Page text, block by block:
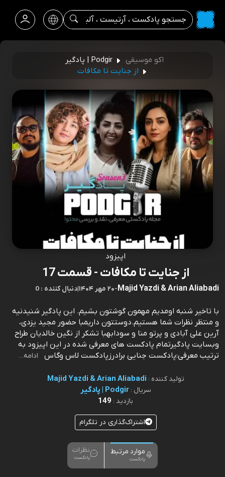
اکو موسیقی
Podgir | پادگیر
از جنایت تا مکافات
اپیزود
از جنایت تا مکافات - قسمت 17
Majid Yazdi & Arian Aliabadi
-۲۰ مهر ۱۴۰۴ |0 : دنبال کننده
با تاخیر شنبه اومدیم مهمون گوشتون بشیم. این پادگیر شنیدنیه
و منتظر نظرات شما هستیم.دوستتون داریمبا حضور مجید یزدی،
آرین علی آبادی و پرتو منا و سودابهبا تشکر از نگین خالدیان طراح
وبسایت پادگیرتمام پادکست های معرفی شده در این اپیزود به
ترتیب معرفی:پادکست جنایی برادرزپادکست لاس وگاس
ادامه...
تولید کننده : Majid Yazdi & Arian Aliabadi
سریال :Podgir | پادگیر
بازدید : 149
اشتراک‌گذاری در تلگرام
موارد مرتبط
پادکست
نظرات
پادکست